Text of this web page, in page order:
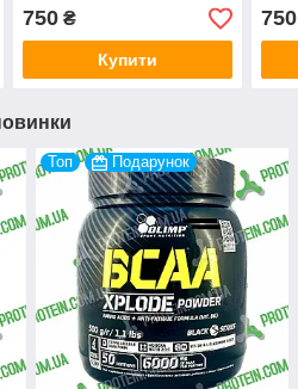
750₴
Купити
750
Топ Подарунок